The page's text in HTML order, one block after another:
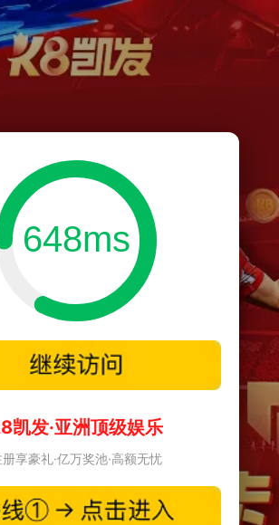
648ms
凯发·亚洲顶级娱乐
享豪礼·亿万奖池·高额无忧